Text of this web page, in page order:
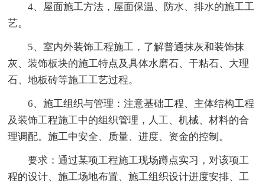
4、屋面施工方法，屋面保温、防水、排水的施工工
艺。
5、室内外装饰工程施工，了解普通抹灰和装饰抹
灰、装饰板块的施工特点及具体水磨石、干粘石、大理
石、地板砖等施工工艺过程。
6、施工组织与管理：注意基础工程、主体结构工程
及装饰工程施工中的组织管理，人工、机械、材料的合
理调配。施工中安全、质量、进度、资金的控制。
要求：通过某项工程施工现场蹲点实习，对该项工
程的设计、施工场地布置、施工组织设计进度安排、工